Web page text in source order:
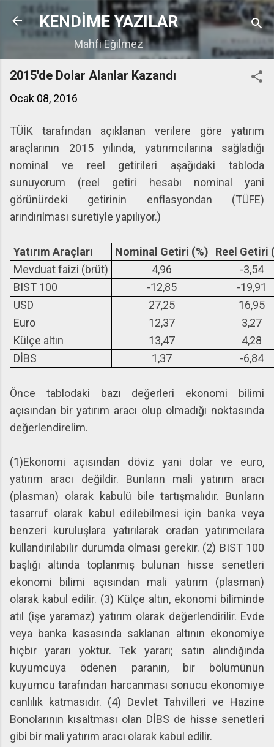
Ana içeriğe atla
KENDİME YAZILAR
Mahfi Eğilmez
2015'de Dolar Alanlar Kazandı
Ocak 08, 2016
TÜİK tarafından açıklanan verilere göre yatırım
araçlarının 2015 yılında, yatırımcılarına sağladığı
nominal ve reel getirileri aşağıdaki tabloda
sunuyorum (reel getiri hesabı nominal yani
görünürdeki getirinin enflasyondan (TÜFE)
arındırılması suretiyle yapılıyor.)
Yatırım Araçları Nominal Getiri (%)
Reel Getiri
Mevduat faizi (brüt)
4,96
-3,54
BIST 100
-12,85
-19,91
USD
27,25
16,95
Euro
12,37
3,27
Külçe altın
13,47
4,28
DİBS
1,37 -6,84
Önce tablodaki bazı değerleri ekonomi bilimi
açısından bir yatırım aracı olup olmadığı noktasında
değerlendirelim.
(1)Ekonomi açısından döviz yani dolar ve euro,
yatırım aracı değildir. Bunların mali yatırım aracı
(plasman) olarak kabulü bile tartışmalıdır. Bunların
tasarruf olarak kabul edilebilmesi için banka veya
benzeri kuruluşlara yatırılarak oradan yatırımcılara
kullandırılabilir durumda olması gerekir. (2) BIST 100
başlığı altında toplanmış bulunan hisse senetleri
ekonomi bilimi açısından mali yatırım (plasman)
olarak kabul edilir. (3) Külçe altın, ekonomi biliminde
atıl (işe yaramaz) yatırım olarak değerlendirilir. Evde
veya banka kasasında saklanan altının ekonomiye
hiçbir yararı yoktur. Tek yararı; satın alındığında
kuyumcuya ödenen paranın, bir bölümünün
kuyumcu tarafından harcanması sonucu ekonomiye
canlılık katmasıdır. (4) Devlet Tahvilleri ve Hazine
Bonolarının kısaltması olan DİBS de hisse senetleri
gibi bir mali yatırım aracı olarak kabul edilir.